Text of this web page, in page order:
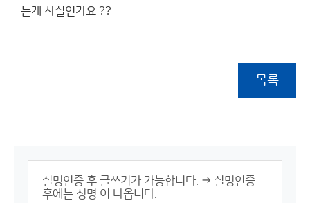
는게 사실인가요 ??
목록